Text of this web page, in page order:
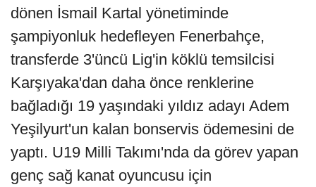
dönen İsmail Kartal yönetiminde
şampiyonluk hedefleyen Fenerbahçe,
transferde 3'üncü Lig'in köklü temsilcisi
Karşıyaka'dan daha önce renklerine
bağladığı 19 yaşındaki yıldız adayı Adem
Yeşilyurt'un kalan bonservis ödemesini de
yaptı. U19 Milli Takımı'nda da görev yapan
genç sağ kanat oyuncusu için